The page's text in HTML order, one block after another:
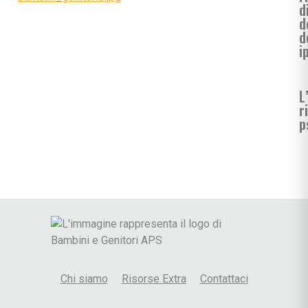
Chi siamo Risorse Extra Contattaci